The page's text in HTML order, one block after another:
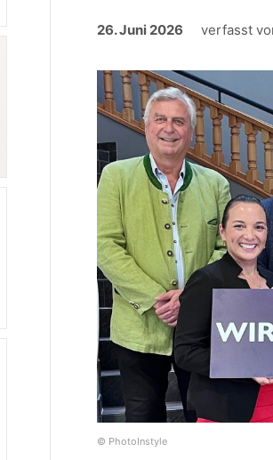
26. Juni 2026 verfasst
© PhotoInstyle